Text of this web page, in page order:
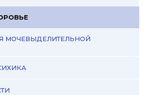
МОЧЕВЫДЕЛИТЕЛЬНОЙ